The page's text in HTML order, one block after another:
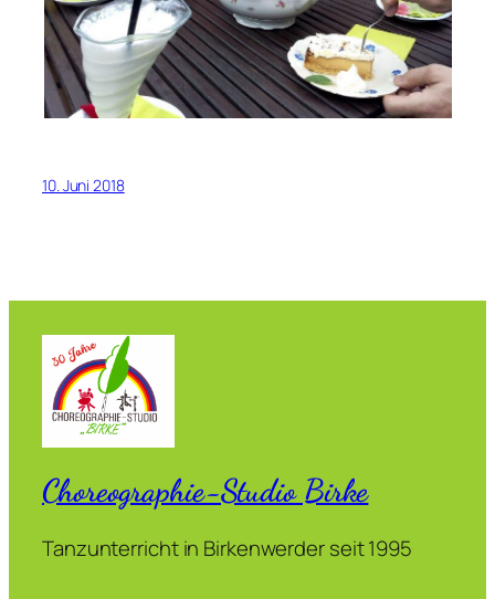
10. Juni 2018
Choreographie-Studio Birke
Tanzunterricht in Birkenwerder seit 1995